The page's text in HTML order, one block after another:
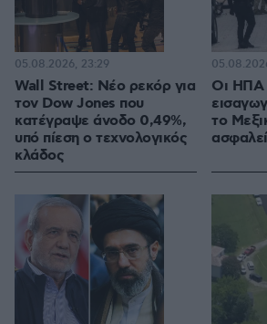
Wall Street: Νέο ρεκόρ για
τον Dow Jones που
κατέγραψε άνοδο 0,49%,
υπό πίεση ο τεχνολογικός
κλάδος
05.08.2026, 23:29
Οι ΗΠΑ
το